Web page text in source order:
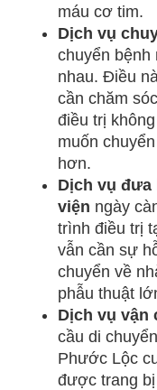
máu cơ tim.
Dịch vụ
chuyển
nhau. Điều
cần chăm
điều trị
muốn
hơn.
Dịch vụ đưa
viện ngày
trình điều trị
vẫn cần sự
chuyển về
phẫu thuật
Dịch vụ vận
cầu di
Phước Lộc
được trang